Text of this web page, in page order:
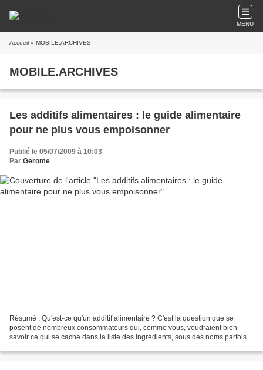
MENU
Accueil » MOBILE.ARCHIVES
MOBILE.ARCHIVES
Les additifs alimentaires : le guide alimentaire
pour ne plus vous empoisonner
Publié le 05/07/2009 à 10:03
Par Gerome
Résumé : Qu'est-ce qu'un additif alimentaire ? C'est la question que se
posent de nombreux consommateurs qui, comme vous, voudraient bien
savoir ce qui se cache dans la liste des ingrédients, sous des noms parfois